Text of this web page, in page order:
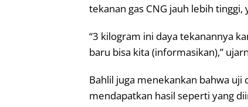
tekanan gas CNG jauh lebih
“3 kilogram ini daya tekanannya
baru bisa kita (informasikan),”
Bahlil juga menekankan bahwa
mendapatkan hasil seperti yang